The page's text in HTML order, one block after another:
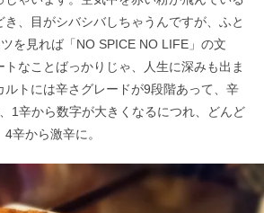
、目がシバシバしちゃうんですが、ふと
を見れば「NO SPICE NO LIFE」の文
なことばっかりじゃ、人生に深みも出ま
ルトには辛さグレードが9段階あって、辛
1辛から数字が大きくなるにつれ、どんど
辛から激辛に。